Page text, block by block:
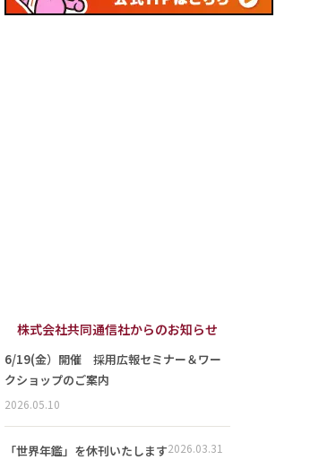
株式会社共同通信社からのお知らせ
6/19(金）開催 採用広報セミナー＆ワー
クショップのご案内
2026.05.10
「世界年鑑」を休刊いたします2026.03.31